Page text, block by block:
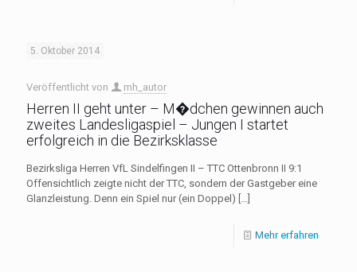
5. Oktober 2014
Veröffentlicht von mh_autor
Herren II geht unter – M�dchen gewinnen auch
zweites Landesligaspiel – Jungen I startet
erfolgreich in die Bezirksklasse
Bezirksliga Herren VfL Sindelfingen II – TTC Ottenbronn II 9:1
Offensichtlich zeigte nicht der TTC, sondern der Gastgeber eine
Glanzleistung. Denn ein Spiel nur (ein Doppel) […]
Mehr erfahren